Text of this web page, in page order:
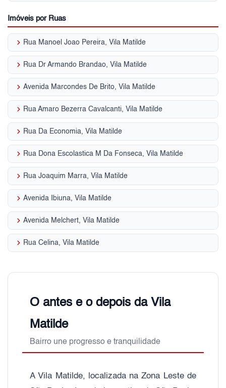
Imóveis por Ruas
keyboard_arrow_right Rua Manoel Joao Pereira, Vila Matilde
keyboard_arrow_right Rua Dr Armando Brandao, Vila Matilde
keyboard_arrow_right Avenida Marcondes De Brito, Vila Matilde
keyboard_arrow_right Rua Amaro Bezerra Cavalcanti, Vila Matilde
keyboard_arrow_right Rua Da Economia, Vila Matilde
keyboard_arrow_right Rua Dona Escolastica M Da Fonseca, Vila Matilde
keyboard_arrow_right Rua Joaquim Marra, Vila Matilde
keyboard_arrow_right Avenida Ibiuna, Vila Matilde
keyboard_arrow_right Avenida Melchert, Vila Matilde
keyboard_arrow_right Rua Celina, Vila Matilde
O antes e o depois da Vila
Matilde
Bairro une progresso e tranquilidade
A Vila Matilde, localizada na Zona Leste de